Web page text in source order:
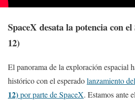
SpaceX desata la potencia con
12)
El panorama de la exploración espacial
histórico con el esperadolanzamiento del
12)por parte de SpaceX. Estamos ante